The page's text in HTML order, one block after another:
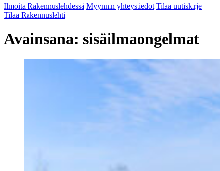
Ilmoita Rakennuslehdessä Myynnin yhteystiedot Tilaa uutiskirje
Tilaa Rakennuslehti
Avainsana: sisäilmaongelmat